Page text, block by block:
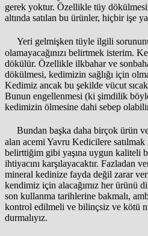
gerek yoktur. Özellikle tüy
altında satılan bu ürünler, hiçbir işe
Yeri gelmişken tüyle ilgili
olamayacağınızı belirtmek isterim.
dökülür. Özellikle ilkbahar ve
dökülmesi, kedimizin sağlığı için
Kedimiz ancak bu şekilde vücut
Bunun engellenmesi (ki şimdilik
kedimizin ölmesine dahi sebep
Bundan başka daha birçok ürün
alan acemi Yavru Kedicilere satılmak
belirttiğim gibi yaşına uygun kaliteli
ihtiyacını karşılayacaktır. Fazladan
mineral kedinize fayda değil zarar
kendimiz için alacağımız her ürünü
son kullanma tarihlerine bakmalı,
kontrol edilmeli ve bilinçsiz ve kötü
durmalıyız.